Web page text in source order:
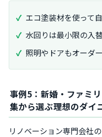
エコ塗装材を使って
水回りは最小限の入
照明やドアもオーダ
事例5：新婚・ファミ
集から選ぶ理想のダイ
リノベーション専門会社